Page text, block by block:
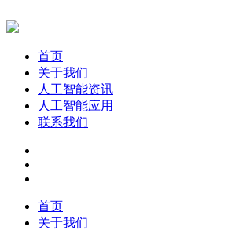
首页
关于我们
人工智能资讯
人工智能应用
联系我们
首页
关于我们